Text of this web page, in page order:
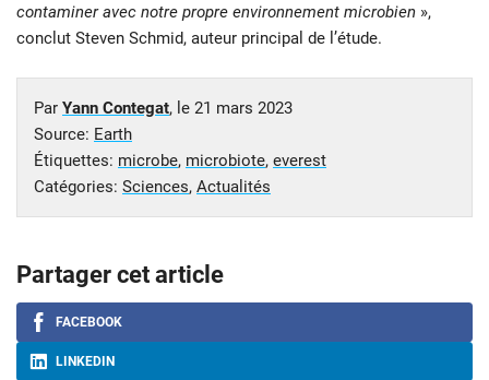
contaminer avec notre propre environnement microbien »,
conclut Steven Schmid, auteur principal de l’étude.
Par Yann Contegat, le 21 mars 2023
Source: Earth
Étiquettes: microbe, microbiote, everest
Catégories: Sciences, Actualités
Partager cet article
FACEBOOK
LINKEDIN